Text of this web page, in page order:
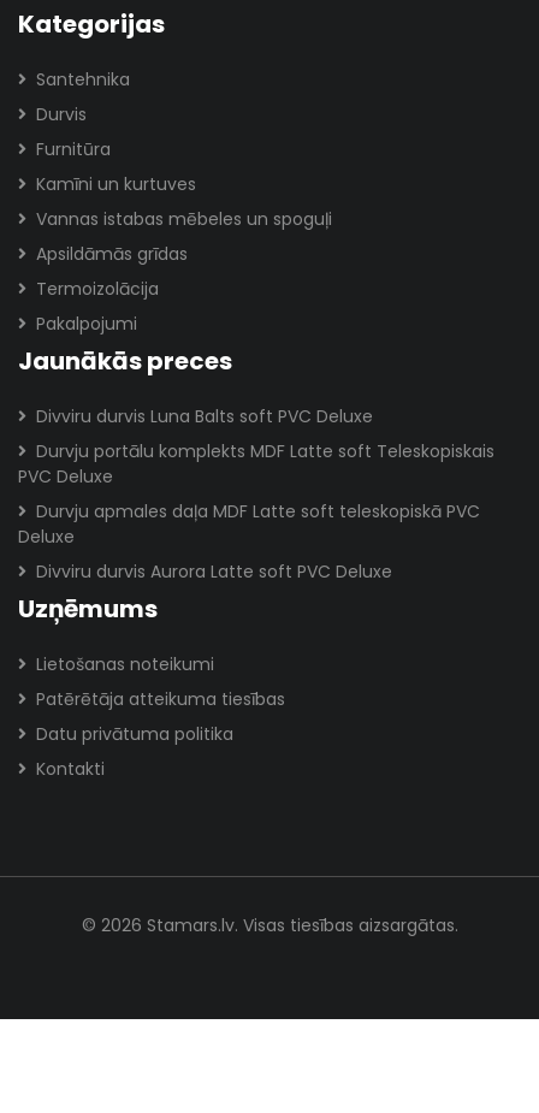
Kategorijas
Santehnika
Durvis
Furnitūra
Kamīni un kurtuves
Vannas istabas mēbeles un spoguļi
Apsildāmās grīdas
Termoizolācija
Pakalpojumi
Jaunākās preces
Divviru durvis Luna Balts soft PVC Deluxe
Durvju portālu komplekts MDF Latte soft Teleskopiskais
PVC Deluxe
Durvju apmales daļa MDF Latte soft teleskopiskā PVC
Deluxe
Divviru durvis Aurora Latte soft PVC Deluxe
Uzņēmums
Lietošanas noteikumi
Patērētāja atteikuma tiesības
Datu privātuma politika
Kontakti
© 2026 Stamars.lv. Visas tiesības aizsargātas.